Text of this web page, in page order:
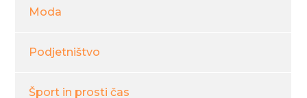
Moda
Podjetništvo
Šport in prosti čas